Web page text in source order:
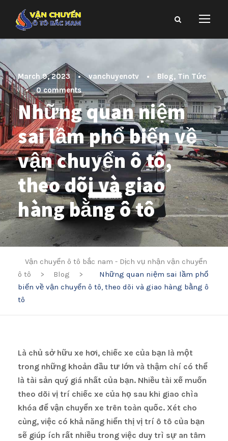
March 9, 2023 • vanchuyenotv • Blog, Tin Tức
•
0 comments
Những quan niệm
sai lầm phổ biến về
vận chuyển ô tô,
theo dõi và giao
hàng bằng ô tô
Vận chuyển ô tô bắc nam - Dịch vụ nhận vận chuyển
ô tô
> Blog >
Những quan niệm sai lầm phổ
biến về vận chuyển ô tô, theo dõi và giao hàng bằng ô
tô
Là chủ sở hữu xe hơi, chiếc xe của bạn là một
trong những khoản đầu tư lớn và thậm chí có thể
là tài sản quý giá nhất của bạn. Nhiều tài xế muốn
theo dõi vị trí chiếc xe của họ sau khi giao chìa
khóa để vận chuyển xe trên toàn quốc. Xét cho
cùng, việc có khả năng hiển thị vị trí ô tô của bạn
sẽ giúp ích rất nhiều trong việc duy trì sự an tâm